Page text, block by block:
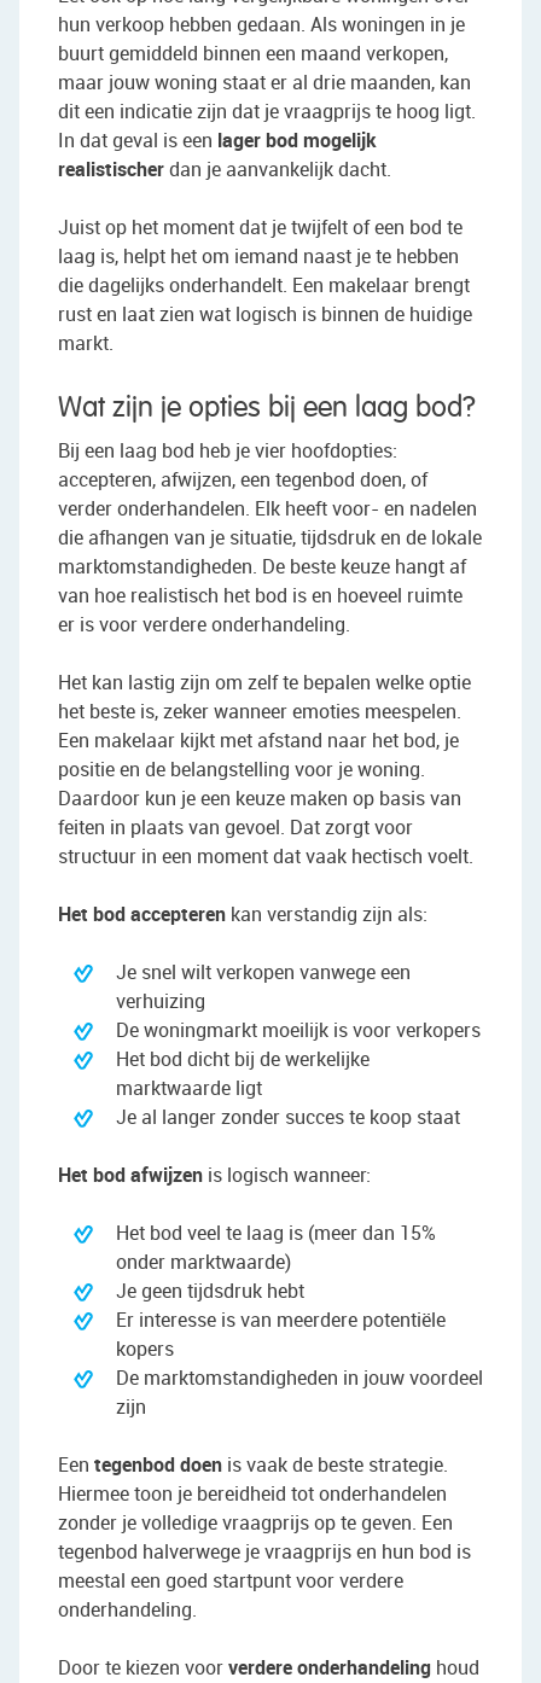
hun verkoop hebben gedaan. Als woningen in je
buurt gemiddeld binnen een maand verkopen,
maar jouw woning staat er al drie maanden, kan
dit een indicatie zijn dat je vraagprijs te hoog ligt.
In dat geval is een lager bod mogelijk
realistischerdan je aanvankelijk dacht.
Juist op het moment dat je twijfelt of een bod te
laag is, helpt het om iemand naast je te hebben
die dagelijks onderhandelt. Een makelaar brengt
rust en laat zien wat logisch is binnen de huidige
markt.
Wat zijn je opties bij een laag bod?
Bij een laag bod heb je vier hoofdopties:
accepteren, afwijzen, een tegenbod doen, of
verder onderhandelen. Elk heeft voor- en nadelen
die afhangen van je situatie, tijdsdruk en de lokale
marktomstandigheden. De beste keuze hangt af
van hoe realistisch het bod is en hoeveel ruimte
er is voor verdere onderhandeling.
Het kan lastig zijn om zelf te bepalen welke optie
het beste is, zeker wanneer emoties meespelen.
Een makelaar kijkt met afstand naar het bod, je
positie en de belangstelling voor je woning.
Daardoor kun je een keuze maken op basis van
feiten in plaats van gevoel. Dat zorgt voor
structuur in een moment dat vaak hectisch voelt.
Het bod accepteren kan verstandig zijn als:
Je snel wilt verkopen vanwege een
verhuizing
De woningmarkt moeilijk is voor verkopers
Het bod dicht bij de werkelijke
marktwaarde ligt
Je al langer zonder succes te koop staat
Het bod afwijzen is logisch wanneer:
Het bod veel te laag is (meer dan 15%
onder marktwaarde)
Je geen tijdsdruk hebt
Er interesse is van meerdere potentiële
kopers
De marktomstandigheden in jouw voordeel
zijn
Een tegenbod doen is vaak de beste strategie.
Hiermee toon je bereidheid tot onderhandelen
zonder je volledige vraagprijs op te geven. Een
tegenbod halverwege je vraagprijs en hun bod is
meestal een goed startpunt voor verdere
onderhandeling.
Door te kiezen voorverdere onderhandeling houd